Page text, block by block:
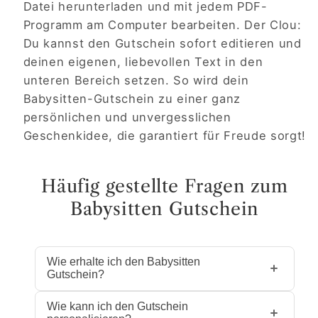
Datei herunterladen und mit jedem PDF-
Programm am Computer bearbeiten. Der Clou:
Du kannst den Gutschein sofort editieren und
deinen eigenen, liebevollen Text in den
unteren Bereich setzen. So wird dein
Babysitten-Gutschein zu einer ganz
persönlichen und unvergesslichen
Geschenkidee, die garantiert für Freude sorgt!
Häufig gestellte Fragen zum
Babysitten Gutschein
Wie erhalte ich den Babysitten
Gutschein?
Nach dem Kauf steht dir die
Wie kann ich den Gutschein